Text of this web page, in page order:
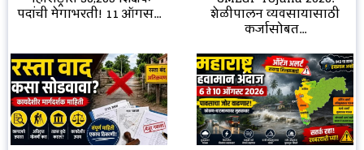
पदांची मेगाभरती! 11 ऑगस... शेळीपालन व्यवसायासाठी
कर्जासोबत...